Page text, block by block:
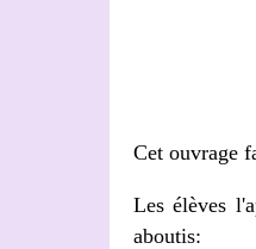
Cet ouvrage
Les élèves
aboutis: